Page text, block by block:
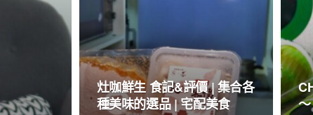
灶咖鮮生 食記&評價 | 集合各
種美味的選品 | 宅配美食